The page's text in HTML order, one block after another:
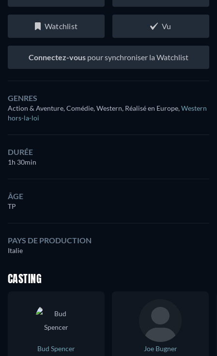
Watchlist Vu
Connectez-vous pour synchroniser la Watchlist
GENRES
Action & Aventure, Comédie, Western, Réalisé en Europe,Western
hors-la-loi
DURÉE
1h 30min
ÂGE
TP
PAYS DE PRODUCTION
Italie
CASTING
Bud Spencer
Joe Bugner